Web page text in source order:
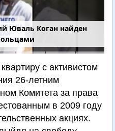
Юваль Коган найден
с активистом
26-летним
Комитета за права
в 2009 году
акциях.